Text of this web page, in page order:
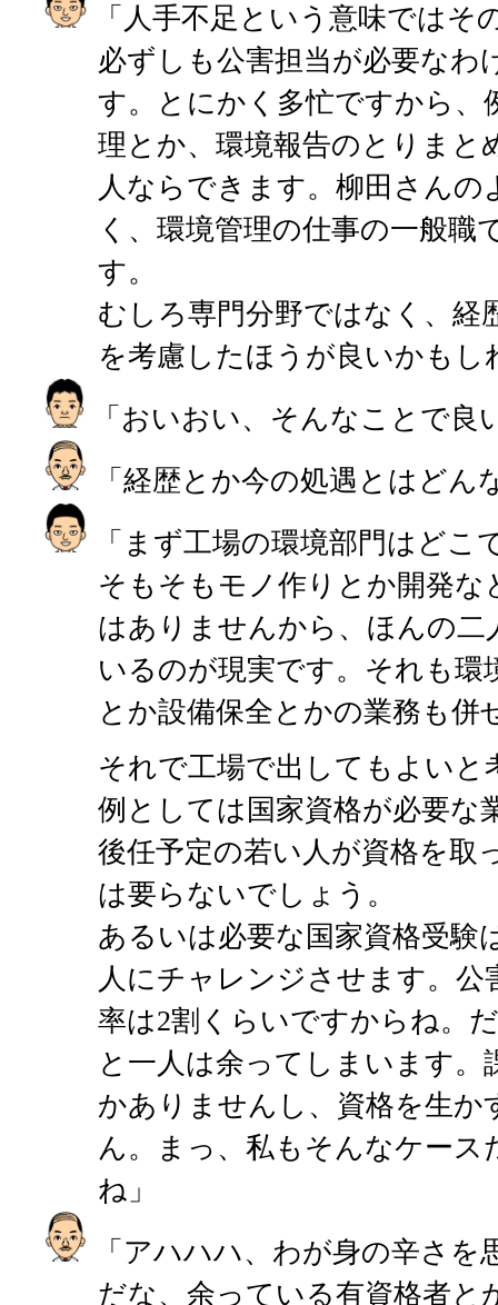
「人手不足という意味ではそ
必ずしも公害担当が必要なわ
す。とにかく多忙ですから、
理とか、環境報告のとりまと
人ならできます。柳田さんの
く、環境管理の仕事の一般職
す。
むしろ専門分野ではなく、経
を考慮したほうが良いかもし
「おいおい、そんなことで良
「経歴とか今の処遇とはどん
「まず工場の環境部門はどこ
そもそもモノ作りとか開発な
はありませんから、ほんの二
いるのが現実です。それも環
とか設備保全とかの業務も併
それで工場で出してもよいと
例としては国家資格が必要な
後任予定の若い人が資格を取
は要らないでしょう。
あるいは必要な国家資格受験
人にチャレンジさせます。公
率は2割くらいですからね。
と一人は余ってしまいます。
かありませんし、資格を生か
ん。まっ、私もそんなケース
ね」
「アハハハ、わが身の辛さを
だな、余っている有資格者と